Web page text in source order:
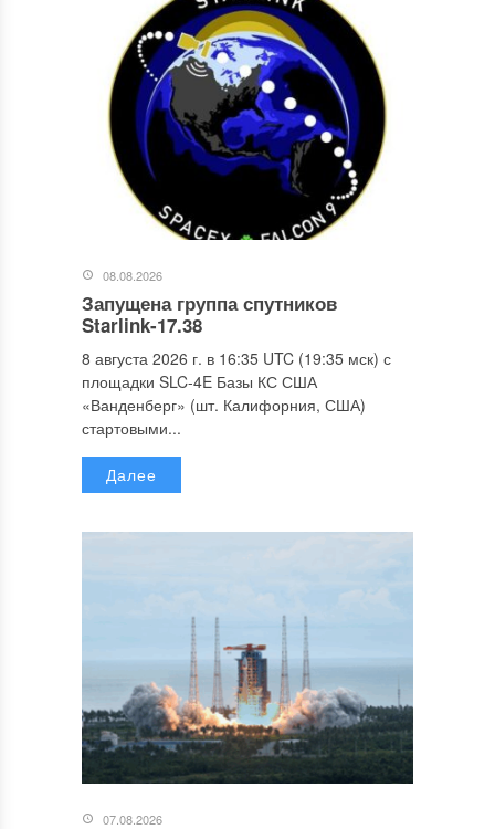
08.08.2026
Запущена группа спутников
Starlink-17.38
8 августа 2026 г. в 16:35 UTC (19:35 мск) с
площадки SLC-4E Базы КС США
«Ванденберг» (шт. Калифорния, США)
стартовыми...
Далее
07.08.2026